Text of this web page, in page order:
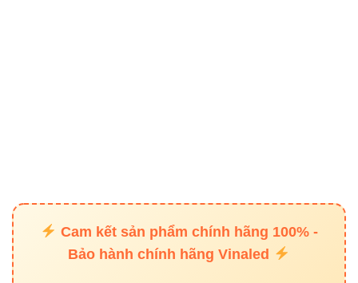
Địa chỉ:37C Street No. 1, Long Truong Ward, Thu Duc
City, Ho Chi Minh City
Cam kết sản phẩm chính hãng 100% -
Bảo hành chính hãng Vinaled